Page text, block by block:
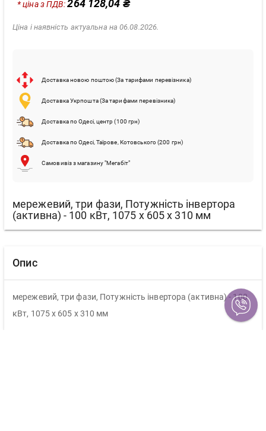
* ціна з ПДВ:264 128,04 ₴
Ціна і наявність актуальна на 06.08.2026.
Доставка новою поштою (За тарифами перевізника)
Доставка Укрпошта (За тарифами перевізника)
Доставка по Одесі, центр (100 грн)
Доставка по Одесі, Таїрове, Котовського (200 грн)
Самовивіз з магазину "Мегабіт"
мережевий, три фази, Потужність інвертора
(активна) - 100 кВт, 1075 x 605 x 310 мм
Опис
мережевий, три фази, Потужність інвертора (активна) - 100
кВт, 1075 x 605 x 310 мм